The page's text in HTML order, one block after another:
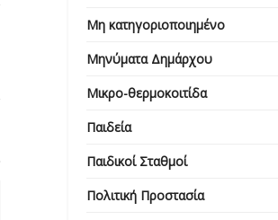
Μη κατηγοριοποιημένο
Μηνύματα Δημάρχου
Μικρο-θερμοκοιτίδα
Παιδεία
Παιδικοί Σταθμοί
Πολιτική Προστασία